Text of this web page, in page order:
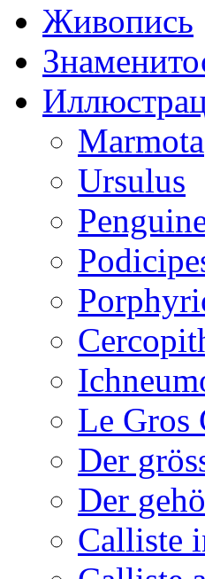
Живопись
Marmota
Ursulus
Le Gros
Der
Der
Calliste